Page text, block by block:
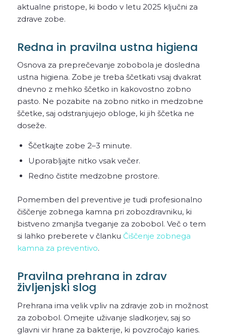
aktualne pristope, ki bodo v letu 2025 ključni za
zdrave zobe.
Redna in pravilna ustna higiena
Osnova za preprečevanje zobobola je dosledna
ustna higiena. Zobe je treba ščetkati vsaj dvakrat
dnevno z mehko ščetko in kakovostno zobno
pasto. Ne pozabite na zobno nitko in medzobne
ščetke, saj odstranjujejo obloge, ki jih ščetka ne
doseže.
Ščetkajte zobe 2–3 minute.
Uporabljajte nitko vsak večer.
Redno čistite medzobne prostore.
Pomemben del preventive je tudi profesionalno
čiščenje zobnega kamna pri zobozdravniku, ki
bistveno zmanjša tveganje za zobobol. Več o tem
si lahko preberete v članku Čiščenje zobnega
kamna za preventivo.
Pravilna prehrana in zdrav
življenjski slog
Prehrana ima velik vpliv na zdravje zob in možnost
za zobobol. Omejite uživanje sladkorjev, saj so
glavni vir hrane za bakterije, ki povzročajo karies.